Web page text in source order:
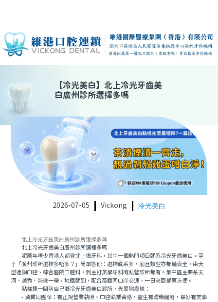
【冷光美白】 北上冷光牙齒美
白廣州診所選擇多嗎
2026-07-05 Vickong 冷光美白
北上冷光牙齒美白廣州診所選擇多嗎
北上冷光牙齒美白廣州診所選擇多嗎
呢兩年唔少香港人都會北上做牙科，其中一個熱門項目就系冷光牙齒美白。至
于「廣州診所選擇多唔多？」簡單答你：選擇真系多，而且類型亦都幾齊全，由大
型連鎖口腔、綜合醫院口腔科，到主打美學牙科嘅私營診所都有。集中區主要系天
河、越秀、海珠一帶，地鐵就到，配合高鐵同口岸交通，一日來回都算方便。
點樣揀一間啱自己嘅冷光牙齒美白診所，先要睇幾樣：
- 資質同團隊：有正規營業執照、口腔執業資格，醫生有清晰履曆，最好有美學